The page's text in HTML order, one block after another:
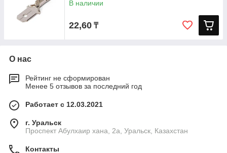
В наличии
22,60 ₸
О нас
Рейтинг не сформирован
Менее 5 отзывов за последний год
Работает с 12.03.2021
г. Уральск
Проспект Абулхаир хана, 2а, Уральск, Казахстан
Контакты